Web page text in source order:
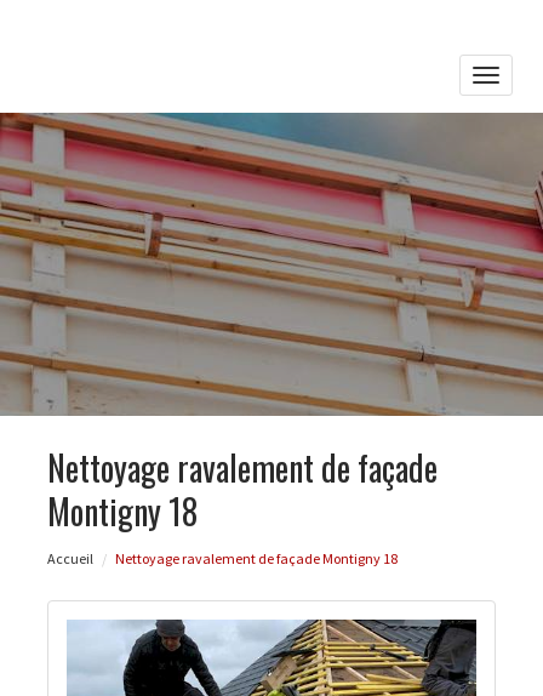
Toggle
Nettoyage ravalement de façade
Montigny 18
Accueil Nettoyage ravalement de façade Montigny 18